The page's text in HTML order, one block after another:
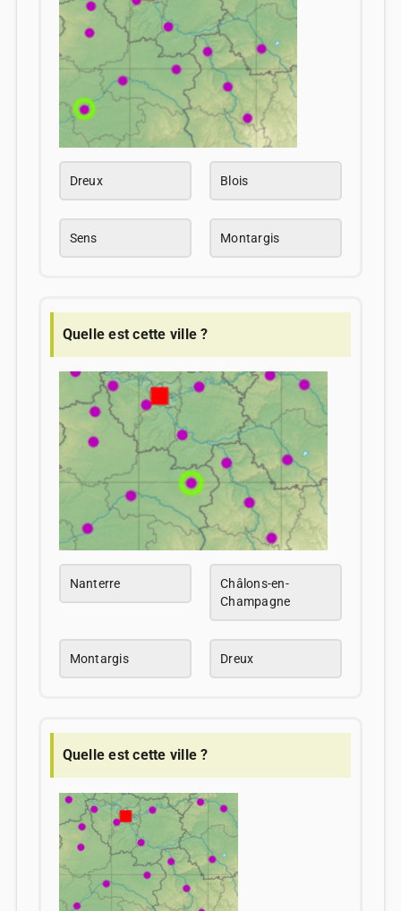
Dreux Blois
Sens Montargis
Quelle est cette ville ?
Nanterre
Châlons-en-
Champagne
Montargis Dreux
Quelle est cette ville ?